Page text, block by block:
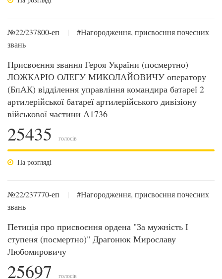
№22/237800-еп |
#Нагородження, присвоєння почесних
звань
Присвоєння звання Героя України (посмертно)
ЛОЖКАРЮ ОЛЕГУ МИКОЛАЙОВИЧУ оператору
(БпАК) відділення управління командира батареї 2
артилерійської батареї артилерійського дивізіону
військової частини А1736
25435 голосів
На розгляді
№22/237770-еп |
#Нагородження, присвоєння почесних
звань
Петиція про присвоєння ордена "За мужність І
ступеня (посмертно)" Драгонюк Мирославу
Любомировичу
25697 голосів